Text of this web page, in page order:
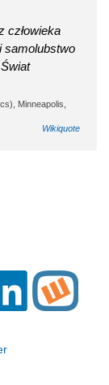
człowieka
samolubstwo
Minneapolis,
Wikiquote